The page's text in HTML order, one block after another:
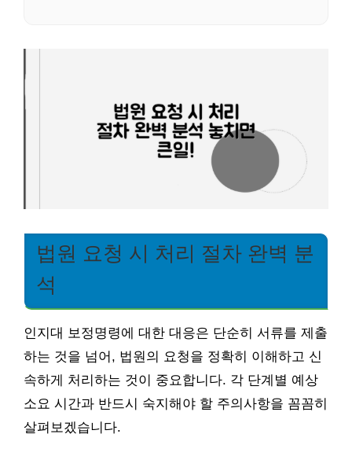
법원 요청 시 처리 절차 완벽 분
석
인지대 보정명령에 대한 대응은 단순히 서류를 제출
하는 것을 넘어, 법원의 요청을 정확히 이해하고 신
속하게 처리하는 것이 중요합니다. 각 단계별 예상
소요 시간과 반드시 숙지해야 할 주의사항을 꼼꼼히
살펴보겠습니다.